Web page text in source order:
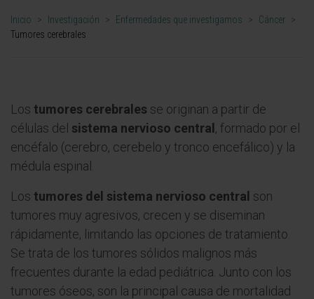
Inicio > Investigación > Enfermedades que investigamos > Cáncer >
Tumores cerebrales
Los tumores cerebrales se originan a partir de
células del sistema nervioso central , formado por el
encéfalo (cerebro, cerebelo y tronco encefálico) y la
médula espinal.
Los tumores del sistema nervioso central son
tumores muy agresivos, crecen y se diseminan
rápidamente, limitando las opciones de tratamiento.
Se trata de los tumores sólidos malignos más
frecuentes durante la edad pediátrica. Junto con los
tumores óseos, son la principal causa de mortalidad